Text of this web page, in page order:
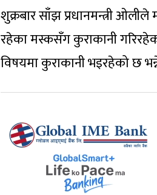
शुक्रबार साँझ प्रधानमन्त्री
रहेका मस्कसँग कुराकानी
विषयमा कुराकानी भइरहेको छ